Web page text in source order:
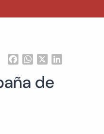
FacebookWhatsApp
de